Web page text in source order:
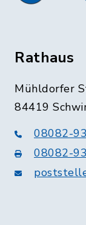
Rathaus
Mühldorfer
84419
08082-
08082-